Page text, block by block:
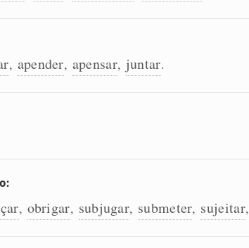
, apender, apensar, juntar.
, obrigar, subjugar, submeter, sujeitar,